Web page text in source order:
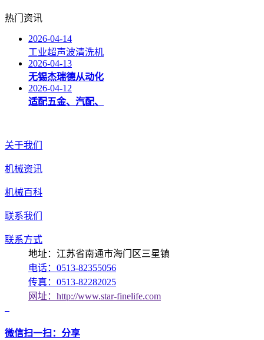
热门资讯
2026-04-14
工业超声波清洗机
2026-04-13
无锡杰瑞德从动化
2026-04-12
适配五金、汽配、
关于我们
机械资讯
机械百科
联系我们
联系方式
地址：江苏省南通市海门区三星镇
电话：0513-82355056
传真：0513-82282025
网址：http://www.star-finelife.com
微信扫一扫：分享